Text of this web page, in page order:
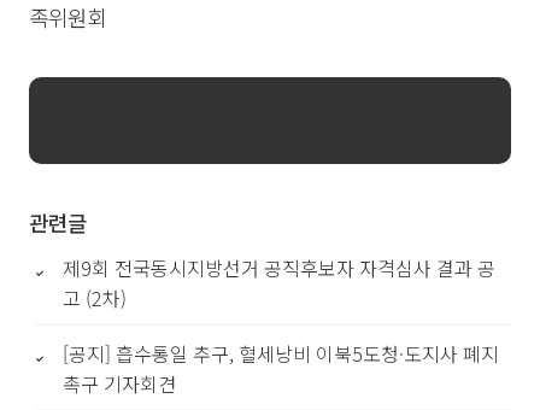
족위원회
관련글
제9회 전국동시지방선거 공직후보자 자격심사 결과 공
고 (2차)
[공지] 흡수통일 추구, 혈세낭비 이북5도청·도지사 폐지
촉구 기자회견